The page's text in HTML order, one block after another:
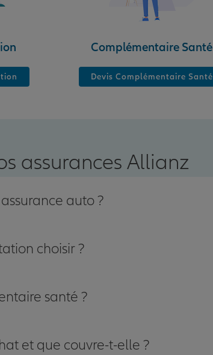
Complémentaire Santé
Devis Complémentaire Santé
assurances Allianz
auto ?
choisir ?
santé ?
et que couvre-t-elle ?